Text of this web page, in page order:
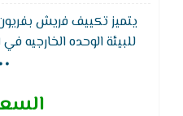
للبيئة الوحده الخارجيه
الذهبيه للتبريد يقاوم
وتزيد من كفاءه